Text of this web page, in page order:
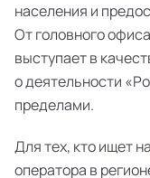
населения и
От головного
выступает в
о деятельности
пределами.
Для тех, кто ищет
оператора в